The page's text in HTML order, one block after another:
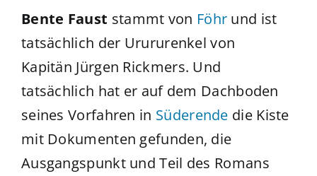
Bente Faust stammt von Föhr und ist
tatsächlich der Urururenkel von
Kapitän Jürgen Rickmers. Und
tatsächlich hat er auf dem Dachboden
seines Vorfahren in Süderende die Kiste
mit Dokumenten gefunden, die
Ausgangspunkt und Teil des Romans